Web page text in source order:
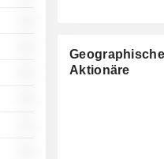
Aktionäre